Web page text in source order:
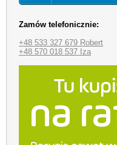
Zamów telefonicznie:
+48 533 327 679 Robert
+48 570 018 537 Iza